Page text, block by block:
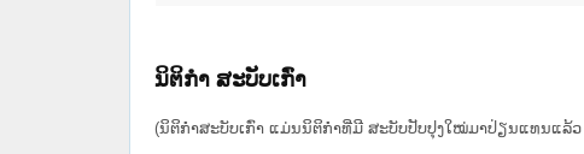
ນິຕິກໍາ ສະບັບເກົ່າ
(ນິຕິກໍາສະບັບເກົ່າ ແມ່ນນິຕິກໍາທີ່ມີ ສະບັບປັບປຸງໃໝ່ມາປ່ຽນແທນແລ້